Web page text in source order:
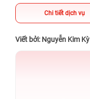
Chi tiết dịch vụ
Viết bởi: Nguyễn Kim Kỳ